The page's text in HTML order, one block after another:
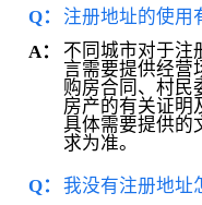
Q：
注册地址的使用
A：
不同城市对于注
言需要提供经营
购房合同、村民
房产的有关证明
具体需要提供的
求为准。
Q： 我没有注册地址